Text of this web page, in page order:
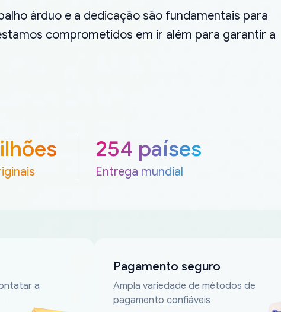
árduo e a dedicação são fundamentais para
comprometidos em ir além para garantir a
254 países
Entrega mundial
a
Pagamento seguro
Ampla variedade de métodos de
pagamento confiáveis